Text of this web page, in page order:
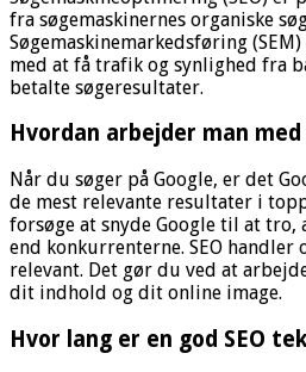
fra søgemaskinernes organiske
Søgemaskinemarkedsføring
med at få trafik og synlighed fra
betalte søgeresultater.
Hvordan arbejder man med
Når du søger på Google, er det
de mest relevante resultater i
forsøge at snyde Google til at tro,
end konkurrenterne. SEO handler
relevant. Det gør du ved at
dit indhold og dit online image.
Hvor lang er en god SEO